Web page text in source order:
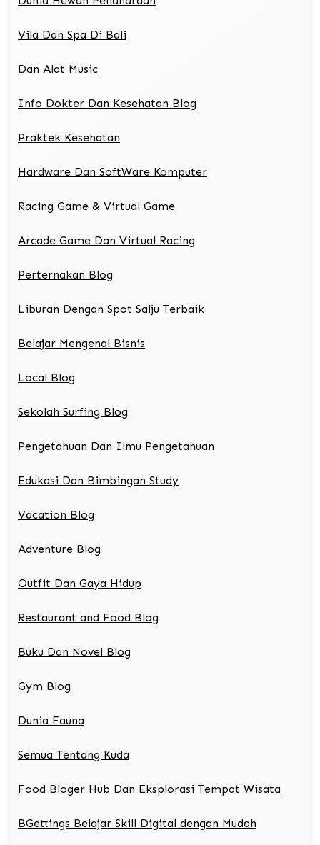
Vila Dan Spa Di Bali
Dan Alat Music
Info Dokter Dan Kesehatan Blog
Praktek Kesehatan
Hardware Dan SoftWare Komputer
Racing Game & Virtual Game
Arcade Game Dan Virtual Racing
Perternakan Blog
Liburan Dengan Spot Salju Terbaik
Belajar Mengenal Bisnis
Local Blog
Sekolah Surfing Blog
Pengetahuan Dan Ilmu Pengetahuan
Edukasi Dan Bimbingan Study
Vacation Blog
Adventure Blog
Outfit Dan Gaya Hidup
Restaurant and Food Blog
Buku Dan Novel Blog
Gym Blog
Dunia Fauna
Semua Tentang Kuda
Food Bloger Hub Dan Eksplorasi Tempat Wisata
BGettings Belajar Skill Digital dengan Mudah